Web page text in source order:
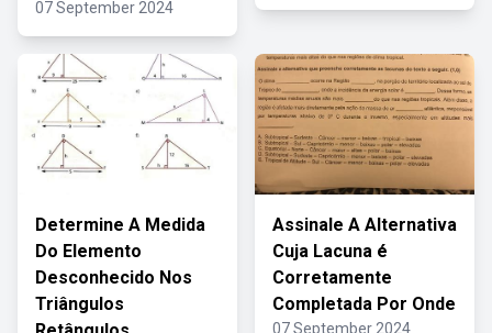
07 September 2024
Determine A Medida
Do Elemento
Desconhecido Nos
Triângulos
Assinale A Alternativa
Cuja Lacuna é
Corretamente
Completada Por Onde
07 September 2024